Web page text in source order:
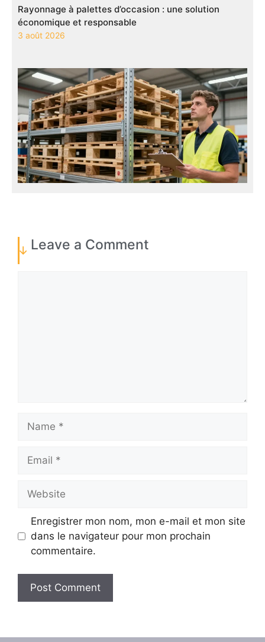
Rayonnage à palettes d’occasion : une solution
économique et responsable
3 août 2026
Leave a Comment
Name
Email
Website
Enregistrer mon nom, mon e-mail et mon site
dans le navigateur pour mon prochain
commentaire.